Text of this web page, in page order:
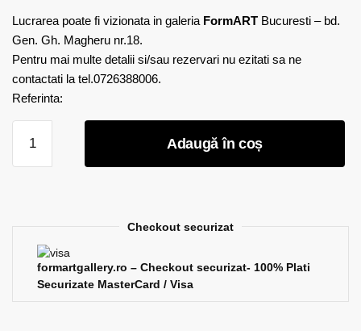
Lucrarea poate fi vizionata in galeria FormART Bucuresti – bd.
Gen. Gh. Magheru nr.18.
Pentru mai multe detalii si/sau rezervari nu ezitati sa ne
contactati la tel.0726388006.
Referinta:
Doru
Deliu
Adaugă în coș
Checkout securizat
formartgallery.ro – Checkout securizat- 100% Plati
Securizate MasterCard / Visa